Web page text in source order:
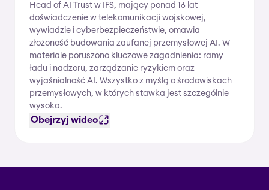
Head of AI Trust w IFS, mający ponad 16 lat
doświadczenie w telekomunikacji wojskowej,
wywiadzie i cyberbezpieczeństwie, omawia
złożoność budowania zaufanej przemysłowej AI. W
materiale poruszono kluczowe zagadnienia: ramy
ładu i nadzoru, zarządzanie ryzykiem oraz
wyjaśnialność AI. Wszystko z myślą o środowiskach
przemysłowych, w których stawka jest szczególnie
wysoka.
Obejrzyj wideo